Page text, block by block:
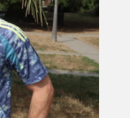
cookie-
eta
hori